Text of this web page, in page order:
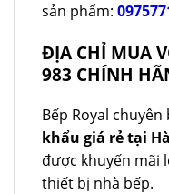
sản phẩm:
ĐỊA CHỈ MUA
983 CHÍNH
Bếp Royal chuyên
khẩu giá rẻ tại
được khuyến mãi
thiết bị nhà bếp.